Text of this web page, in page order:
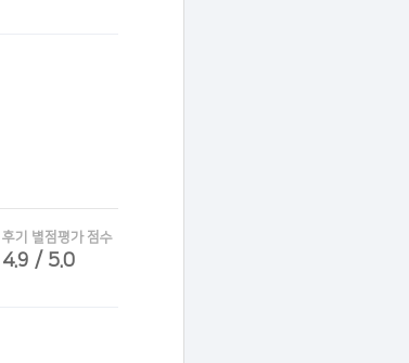
후기 별점평가 점수
4.9 / 5.0